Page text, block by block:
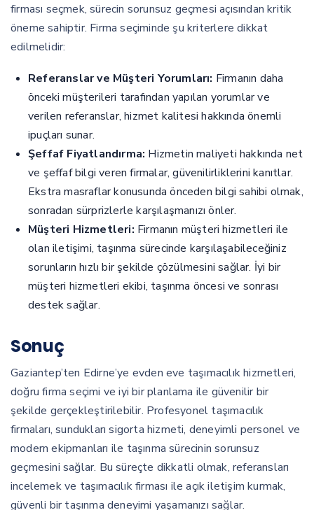
firması seçmek, sürecin sorunsuz geçmesi açısından kritik
öneme sahiptir. Firma seçiminde şu kriterlere dikkat
edilmelidir:
Referanslar ve Müşteri Yorumları: Firmanın daha
önceki müşterileri tarafından yapılan yorumlar ve
verilen referanslar, hizmet kalitesi hakkında önemli
ipuçları sunar.
Şeffaf Fiyatlandırma: Hizmetin maliyeti hakkında net
ve şeffaf bilgi veren firmalar, güvenilirliklerini kanıtlar.
Ekstra masraflar konusunda önceden bilgi sahibi olmak,
sonradan sürprizlerle karşılaşmanızı önler.
Müşteri Hizmetleri: Firmanın müşteri hizmetleri ile
olan iletişimi, taşınma sürecinde karşılaşabileceğiniz
sorunların hızlı bir şekilde çözülmesini sağlar. İyi bir
müşteri hizmetleri ekibi, taşınma öncesi ve sonrası
destek sağlar.
Sonuç
Gaziantep’ten Edirne’ye evden eve taşımacılık hizmetleri,
doğru firma seçimi ve iyi bir planlama ile güvenilir bir
şekilde gerçekleştirilebilir. Profesyonel taşımacılık
firmaları, sundukları sigorta hizmeti, deneyimli personel ve
modern ekipmanları ile taşınma sürecinin sorunsuz
geçmesini sağlar. Bu süreçte dikkatli olmak, referansları
incelemek ve taşımacılık firması ile açık iletişim kurmak,
güvenli bir taşınma deneyimi yaşamanızı sağlar.